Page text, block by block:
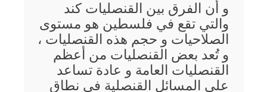
و أن الفرق بين القنصليات كند
والتي تقع في فلسطين هو مستوى
الصلاحيات و حجم هذه القنصليات ،
و تُعد بعض القنصليات من أعظم
القنصليات العامة و عادة تساعد
على المسائل القنصلية في نطاق